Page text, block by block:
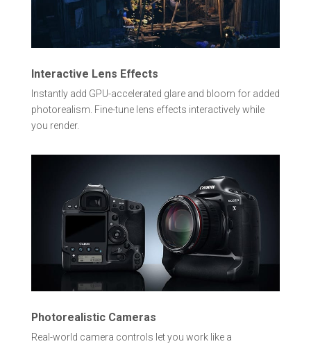
Interactive Lens Effects
Instantly add GPU-accelerated glare and bloom for added
photorealism. Fine-tune lens effects interactively while
you render.
Photorealistic Cameras
Real-world camera controls let you work like a